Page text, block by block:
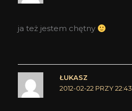
ja też jestem chętny
ŁUKASZ
2012-02-22 PRZY 22:43